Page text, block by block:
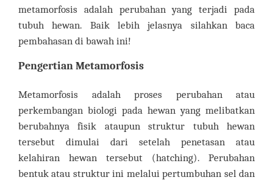
metamorfosis adalah perubahan yang terjadi pada
tubuh hewan. Baik lebih jelasnya silahkan baca
pembahasan di bawah ini!
Pengertian Metamorfosis
Metamorfosis adalah proses perubahan atau
perkembangan biologi pada hewan yang melibatkan
berubahnya fisik ataupun struktur tubuh hewan
tersebut dimulai dari setelah penetasan atau
kelahiran hewan tersebut (hatching). Perubahan
bentuk atau struktur ini melalui pertumbuhan sel dan